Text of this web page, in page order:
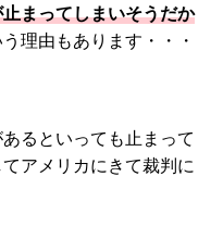
まってしまいそうだか
う理由もあります・・・
るといっても止まって
アメリカにきて裁判に